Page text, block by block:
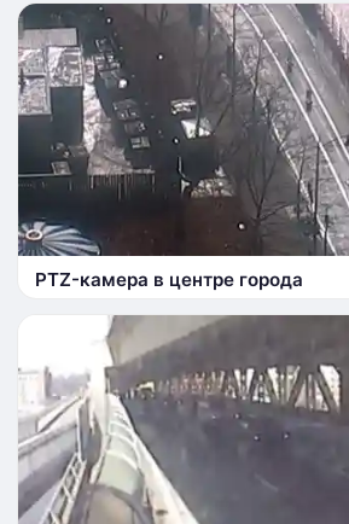
PTZ-камера в центре города